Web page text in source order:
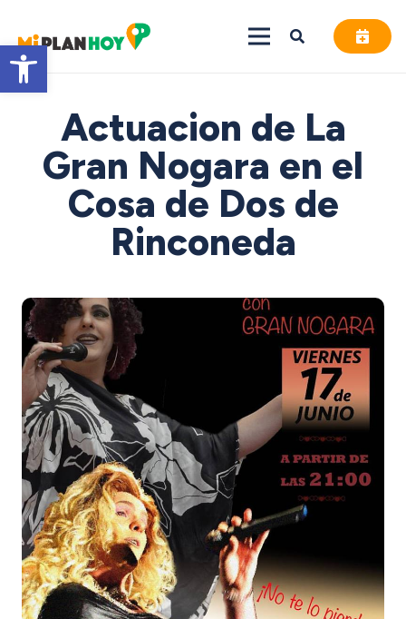
Abrir barra de herramientas
Actuacion de La
Gran Nogara en el
Cosa de Dos de
Rinconeda